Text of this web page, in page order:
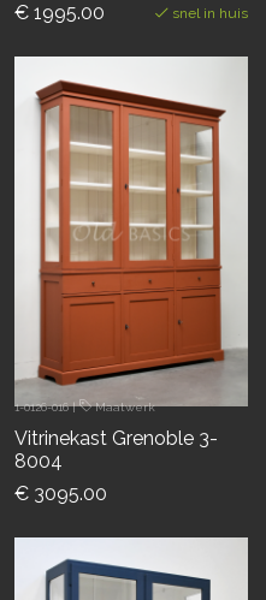
€ 1995.00 snel in huis
1-0126-016| Maatwerk
Vitrinekast Grenoble 3-
8004
€ 3095.00